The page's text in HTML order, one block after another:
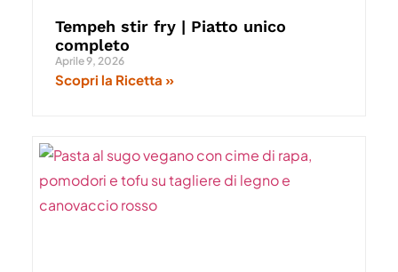
Tempeh stir fry | Piatto unico
completo
Aprile 9, 2026
Scopri la Ricetta »